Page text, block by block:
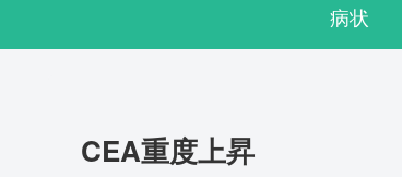
病状
CEA重度上昇